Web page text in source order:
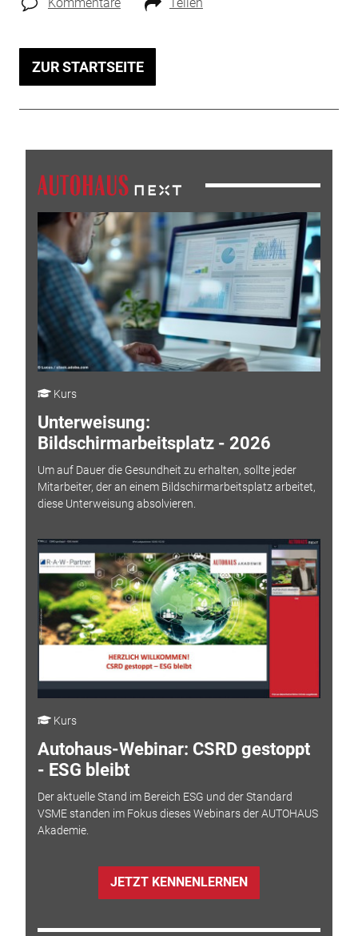
ZUR STARTSEITE
Kurs
Unterweisung:
Bildschirmarbeitsplatz - 2026
Um auf Dauer die Gesundheit zu erhalten, sollte jeder
Mitarbeiter, der an einem Bildschirmarbeitsplatz arbeitet,
diese Unterweisung absolvieren.
Kurs
Autohaus-Webinar: CSRD gestoppt
- ESG bleibt
Der aktuelle Stand im Bereich ESG und der Standard
VSME standen im Fokus dieses Webinars der AUTOHAUS
Akademie.
JETZT KENNENLERNEN